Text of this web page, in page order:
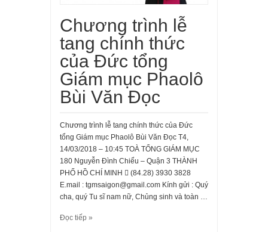
Chương trình lễ
tang chính thức
của Đức tổng
Giám mục Phaolô
Bùi Văn Đọc
Chương trình lễ tang chính thức của Đức
tổng Giám mục Phaolô Bùi Văn Đọc T4,
14/03/2018 – 10:45 TOÀ TỔNG GIÁM MỤC
180 Nguyễn Đình Chiểu – Quận 3 THÀNH
PHỐ HỒ CHÍ MINH  (84.28) 3930 3828
E.mail : tgmsaigon@gmail.com Kính gửi : Quý
cha, quý Tu sĩ nam nữ, Chủng sinh và toàn …
Đọc tiếp »